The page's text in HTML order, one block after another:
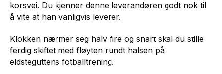
korsvei. Du kjenner denne leverandøren godt nok til
å vite at han vanligvis leverer.
Klokken nærmer seg halv fire og snart skal du stille
ferdig skiftet med fløyten rundt halsen på
eldsteguttens fotballtrening.